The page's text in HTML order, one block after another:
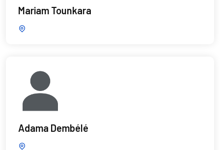
Mariam Tounkara
Adama Dembélé